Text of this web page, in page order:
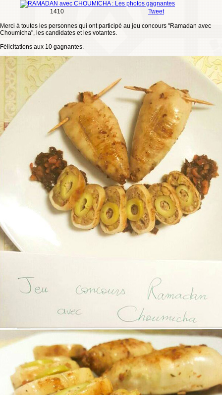
1410 Tweet
Merci à toutes les personnes qui ont participé au jeu concours "Ramadan avec
Choumicha", les candidates et les votantes.
Félicitations aux 10 gagnantes.